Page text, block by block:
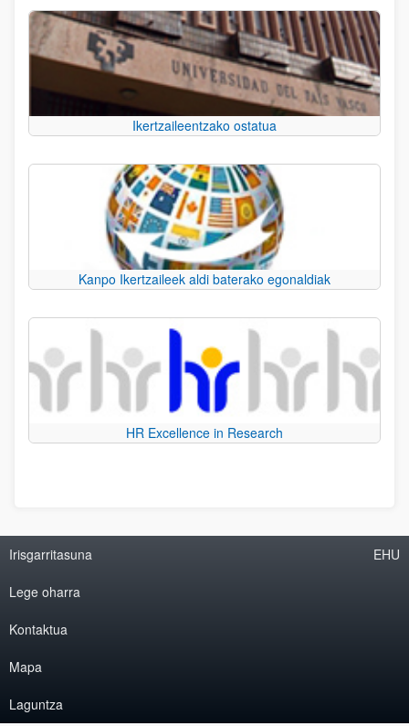
Ikertzaileentzako ostatua
Kanpo Ikertzaileek aldi baterako egonaldiak
HR Excellence in Research
Irisgarritasuna
Lege oharra
Kontaktua
Mapa
Laguntza
EHU